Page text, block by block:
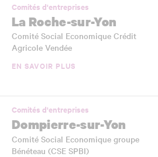
Comités d'entreprises
La Roche-sur-Yon
Comité Social Economique Crédit
Agricole Vendée
EN SAVOIR PLUS
Comités d'entreprises
Dompierre-sur-Yon
Comité Social Economique groupe
Bénéteau (CSE SPBI)